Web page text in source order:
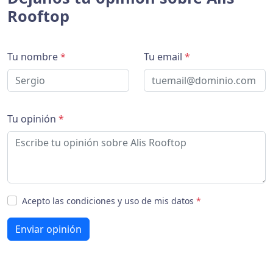
Rooftop
Tu nombre* Tu email *
Tu opinión *
Acepto las condiciones y uso de mis datos *
Enviar opinión